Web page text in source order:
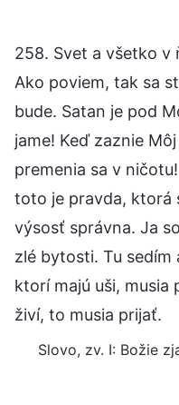
258. Svet a všetko v
Ako poviem, tak sa
bude. Satan je pod
jame! Keď zaznie
premenia sa v
toto je pravda, ktorá
výsosť správna. Ja
zlé bytosti. Tu sedím
ktorí majú uši,
živí, to musia prijať.
Slovo, zv. I: Božie